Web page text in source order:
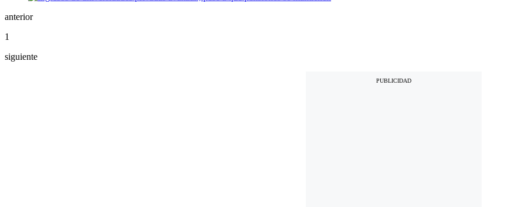
anterior
1
siguiente